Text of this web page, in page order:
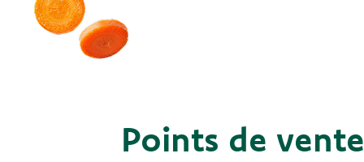
Points de